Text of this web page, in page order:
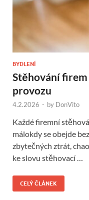
BYDLENÍ
Stěhování firem
provozu
4.2.2026 - by DonVito
Každé firemní
málokdy se obejde
zbytečných ztrát,
ke slovu stěhovací …
CELÝ ČLÁNEK